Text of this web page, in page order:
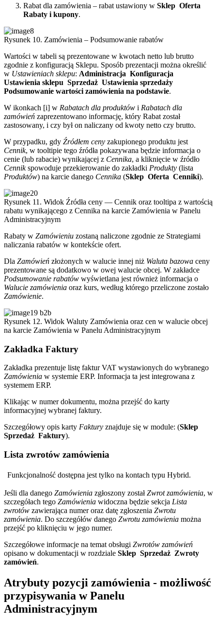
Rabat dla zamówienia – rabat ustawiony w Sklep Oferta
Rabaty i kupony.
Rysunek 10. Zamówienia – Podsumowanie rabatów
Wartości w tabeli są prezentowane w kwotach netto lub brutto
zgodnie z konfiguracją Sklepu. Sposób prezentacji można określić
w Ustawieniach sklepu: Administracja Konfiguracja
Ustawienia sklepu Sprzedaż Ustawienia sprzedaży
Podsumowanie wartości zamówienia na podstawie.
W ikonkach [i] w Rabatach dla produktów i Rabatach dla
zamówień zaprezentowano informację, który Rabat został
zastosowany, i czy był on naliczany od kwoty netto czy brutto.
W przypadku, gdy Źródłem ceny zakupionego produktu jest
Cennik, w tooltipie tego źródła pokazywana będzie informacja o
cenie (lub rabacie) wynikającej z Cennika, a kliknięcie w źródło
Cennikspowoduje przekierowanie do zakładki Produkty (lista
Produktów) na karcie danego Cennika (Sklep Oferta Cenniki).
Rysunek 11. Widok Źródła ceny — Cennik oraz tooltipa z wartością
rabatu wynikającego z Cennika na karcie Zamówienia w Panelu
Administracyjnym
Rabaty w Zamówieniu zostaną naliczone zgodnie ze Strategiami
naliczania rabatów w kontekście ofert.
Dla Zamówień złożonych w walucie innej niż Waluta bazowa ceny
prezentowane są dodatkowo w owej walucie obcej. W zakładce
Podsumowanie rabatów wyświetlana jest również informacja o
Walucie zamówienia oraz kurs, według którego przeliczone zostało
Zamówienie.
Rysunek 12. Widok Waluty Zamówienia oraz cen w walucie obcej
na karcie Zamówienia w Panelu Administracyjnym
Zakładka Faktury
Zakładka prezentuje listę faktur VAT wystawionych do wybranego
Zamówienia w systemie ERP. Informacja ta jest integrowana z
systemem ERP.
Klikając w numer dokumentu, można przejść do karty
informacyjnej wybranej faktury.
Szczegółowy opis karty Faktury znajduje się w module: (Sklep
Sprzedaż Faktury).
Lista zwrotów zamówienia
Funkcjonalność dostępna jest tylko na kontach typu Hybrid.
Jeśli dla danego Zamówienia zgłoszony zostałZwrot zamówienia, w
szczegółach tego Zamówienia widoczna będzie sekcja Lista
zwrotów zawierająca numer oraz datę zgłoszenia Zwrotu
zamówienia. Do szczegółów danego Zwrotu zamówienia można
przejść po kliknięciu w jego numer.
Szczegółowe informacje na temat obsługi Zwrotów zamówień
opisano w dokumentacji w rozdziale Sklep Sprzedaż Zwroty
zamówień.
Atrybuty pozycji zamówienia - możliwość
przypisywania w Panelu
Administracyjnym